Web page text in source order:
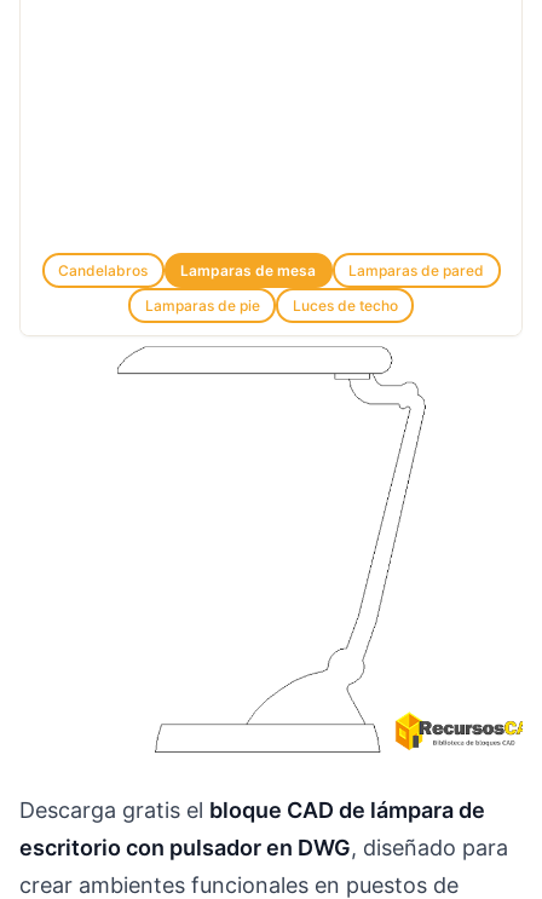
Candelabros Lamparas de mesa
Lamparas de pared
Lamparas de pie
Luces de techo
Descarga gratis el bloque CAD de lámpara de
escritorio con pulsador en DWG, diseñado para
crear ambientes funcionales en puestos de